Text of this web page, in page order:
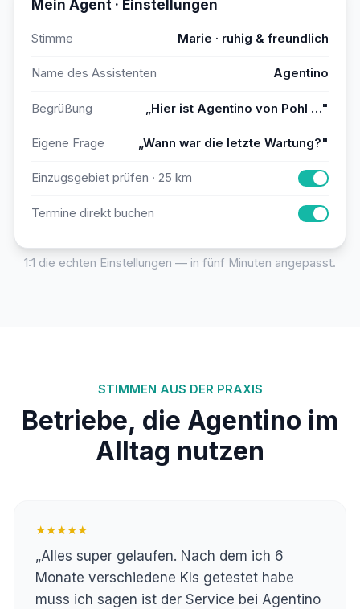
Mein Agent · Einstellungen
Stimme Marie · ruhig & freundlich
Name des Assistenten Agentino
Begrüßung „Hier ist Agentino von Pohl …"
Eigene Frage „Wann war die letzte Wartung?"
Einzugsgebiet prüfen · 25 km
Termine direkt buchen
1:1 die echten Einstellungen — in fünf Minuten angepasst.
STIMMEN AUS DER PRAXIS
Betriebe, die Agentino im
Alltag nutzen
★★★★★
„Alles super gelaufen. Nach dem ich 6
Monate verschiedene KIs getestet habe
muss ich sagen ist der Service bei Agentino